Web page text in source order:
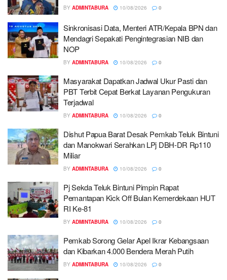
BY ADMINTABURA 10/08/2026 0
Sinkronisasi Data, Menteri ATR/Kepala BPN dan
Mendagri Sepakati Pengintegrasian NIB dan
NOP
BY ADMINTABURA 10/08/2026 0
Masyarakat Dapatkan Jadwal Ukur Pasti dan
PBT Terbit Cepat Berkat Layanan Pengukuran
Terjadwal
BY ADMINTABURA 10/08/2026 0
Dishut Papua Barat Desak Pemkab Teluk Bintuni
dan Manokwari Serahkan LPj DBH-DR Rp110
Miliar
BY ADMINTABURA 10/08/2026 0
Pj Sekda Teluk Bintuni Pimpin Rapat
Pemantapan Kick Off Bulan Kemerdekaan HUT
RI Ke-81
BY ADMINTABURA 10/08/2026 0
Pemkab Sorong Gelar Apel Ikrar Kebangsaan
dan Kibarkan 4.000 Bendera Merah Putih
BY ADMINTABURA 10/08/2026 0